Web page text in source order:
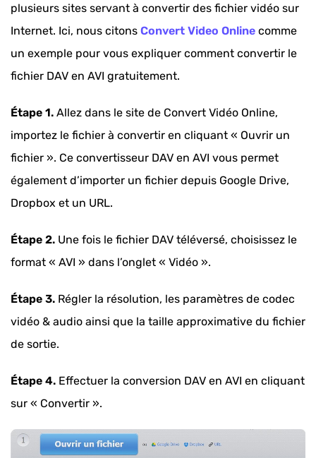
plusieurs sites servant à convertir des fichier vidéo sur
Internet. Ici, nous citons Convert Video Online comme
un exemple pour vous expliquer comment convertir le
fichier DAV en AVI gratuitement.
Étape 1. Allez dans le site de Convert Vidéo Online,
importez le fichier à convertir en cliquant « Ouvrir un
fichier ». Ce convertisseur DAV en AVI vous permet
également d’importer un fichier depuis Google Drive,
Dropbox et un URL.
Étape 2. Une fois le fichier DAV téléversé, choisissez le
format « AVI » dans l’onglet « Vidéo ».
Étape 3. Régler la résolution, les paramètres de codec
vidéo & audio ainsi que la taille approximative du fichier
de sortie.
Étape 4. Effectuer la conversion DAV en AVI en cliquant
sur « Convertir ».